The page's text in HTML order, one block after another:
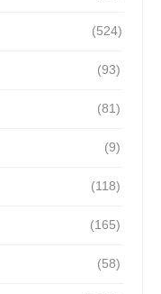
(524)
(93)
(81)
(9)
(118)
(165)
(58)